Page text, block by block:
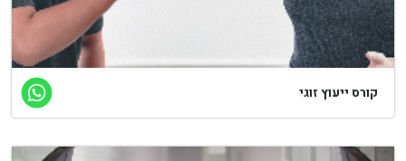
ייעוץ זוגי